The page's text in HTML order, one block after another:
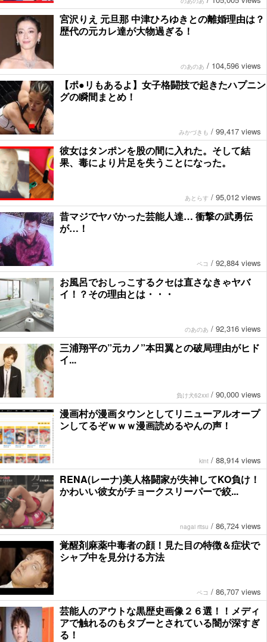
宮沢りえ 元旦那 中津ひろゆきとの離婚理由は？
歴代の元カレ達が大物過ぎる！
のあのあ / 104,596 views
【ポ●リもあるよ】女子格闘技で起きたハプニン
グの瞬間まとめ！
みかづきも / 99,417 views
彼女はタンポンを股の間に入れた。そして結
果、毒により片足を失うことになった。
あとらす / 95,012 views
昔マジでヤバかった芸能人達… 衝撃の武勇伝
が…！
ペコ / 92,884 views
お風呂でおしっこするクセは直さなきゃヤバ
イ！？その理由とは・・・
のあのあ / 92,316 views
三浦翔平の”元カノ”本田翼との破局理由がヒド
イ...
負け犬62xxi / 90,000 views
漫画村が漫画タウンとしてリニューアルオープ
ンしてるぞｗｗｗ漫画読めるやんの声！
kint / 88,914 views
RENA(レーナ)美人格闘家が失神してKO負け！
かわいい彼女がチョークスリーパーで絞...
nagai ritsu / 86,724 views
覚醒剤麻薬中毒者の顔！見た目の特徴＆症状で
シャブ中を見分ける方法
ペコ / 86,707 views
芸能人のアウトな黒歴史画像２６選！！メディ
アで触れるのもタブーとされている闇が深すぎ
る！